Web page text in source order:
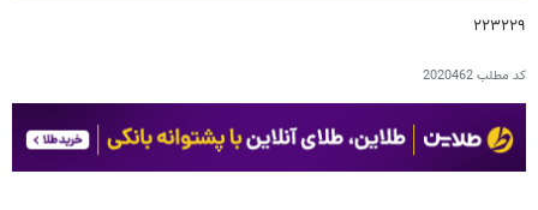
۲۲۳۲۲۹
کد مطلب2020462